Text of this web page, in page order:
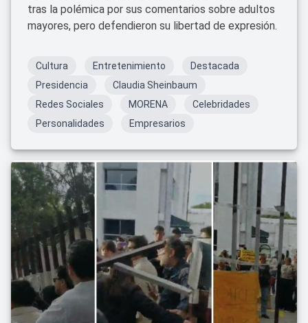
tras la polémica por sus comentarios sobre adultos
mayores, pero defendieron su libertad de expresión.
Cultura Entretenimiento
Destacada
Presidencia
Claudia Sheinbaum
Redes Sociales
MORENA
Celebridades
Personalidades
Empresarios